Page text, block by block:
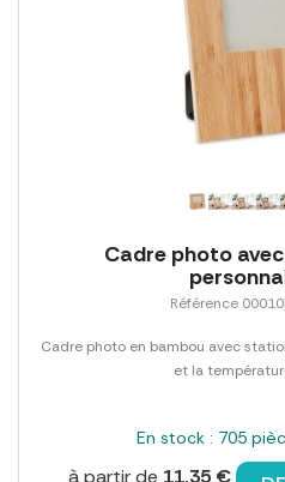
Cadre photo
Référence
Cadre photo en bambou avec
et la
En stock : 705
à partir de 11,35 €